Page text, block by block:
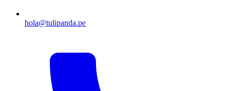
hola@tulipanda.pe